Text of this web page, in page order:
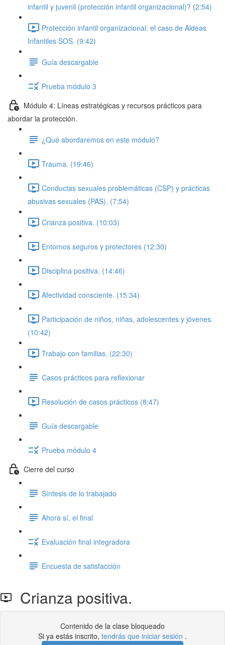
infantil y juvenil (protección infantil organizacional)? (2:54)
Protección infantil organizacional: el caso de Aldeas
Infantiles SOS. (9:42)
Guía descargable
Prueba módulo 3
Módulo 4: Líneas estratégicas y recursos prácticos para
abordar la protección.
¿Qué abordaremos en este módulo?
Trauma. (19:46)
Conductas sexuales problemáticas (CSP) y prácticas
abusivas sexuales (PAS). (7:54)
Crianza positiva. (10:03)
Entornos seguros y protectores (12:30)
Disciplina positiva. (14:46)
Afectividad consciente. (15:34)
Participación de niños, niñas, adolescentes y jóvenes.
(10:42)
Trabajo con familias. (22:30)
Casos prácticos para reflexionar
Resolución de casos prácticos (8:47)
Guía descargable
Prueba módulo 4
Cierre del curso
Síntesis de lo trabajado
Ahora sí, el final
Evaluación final integradora
Encuesta de satisfacción
Crianza positiva.
Contenido de la clase bloqueado
Si ya estás inscrito, tendrás que iniciar sesión .